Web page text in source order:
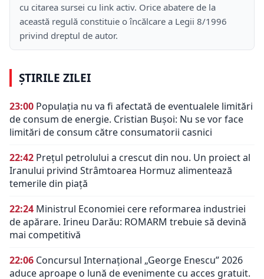
cu citarea sursei cu link activ. Orice abatere de la
această regulă constituie o încălcare a Legii 8/1996
privind dreptul de autor.
ȘTIRILE ZILEI
23:00 Populația nu va fi afectată de eventualele limitări
de consum de energie. Cristian Bușoi: Nu se vor face
limitări de consum către consumatorii casnici
22:42 Prețul petrolului a crescut din nou. Un proiect al
Iranului privind Strâmtoarea Hormuz alimentează
temerile din piață
22:24 Ministrul Economiei cere reformarea industriei
de apărare. Irineu Darău: ROMARM trebuie să devină
mai competitivă
22:06 Concursul Internațional „George Enescu” 2026
aduce aproape o lună de evenimente cu acces gratuit.